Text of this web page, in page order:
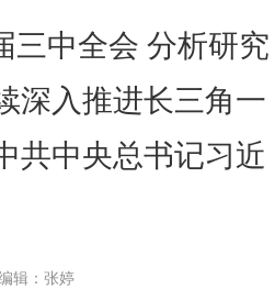
三中全会 分析研究
深入推进长三角一
共中央总书记习近
辑：张婷